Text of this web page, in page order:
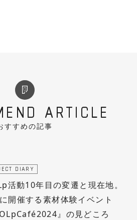
ARTICLE
すすめの記事
DIARY
活動10年目の変遷と現在地。
開催する素材体験イベント
』の見どころ